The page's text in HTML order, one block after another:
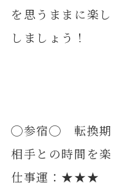
を思うままに楽
しましょう！
◯参宿◯ 転換期
相手との時間を
仕事運：★★★